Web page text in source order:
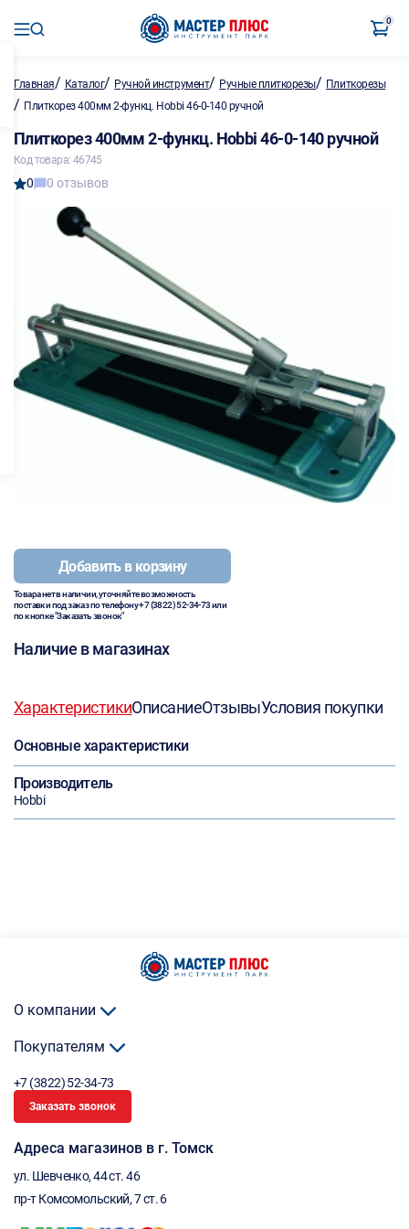
0
Главная/ Каталог/ Ручной инструмент/ Ручные плиткорезы/ Плиткорезы
/ Плиткорез 400мм 2-функц. Hobbi 46-0-140 ручной
Плиткорез 400мм 2-функц. Hobbi 46-0-140 ручной
Код товара: 46745
0 0 отзывов
Добавить в корзину
Товара нет в наличии, уточняйте возможность
поставки под заказ по телефону+7 (3822) 52-34-73или
по кнопке "Заказать звонок"
Наличие в магазинах
ХарактеристикиОписаниеОтзывыУсловия покупки
Основные характеристики
Производитель
Hobbi
О компании
Покупателям
+7 (3822) 52-34-73
Заказать звонок
Адреса магазинов в г. Томск
ул. Шевченко, 44 ст. 46
пр-т Комсомольский, 7 ст. 6